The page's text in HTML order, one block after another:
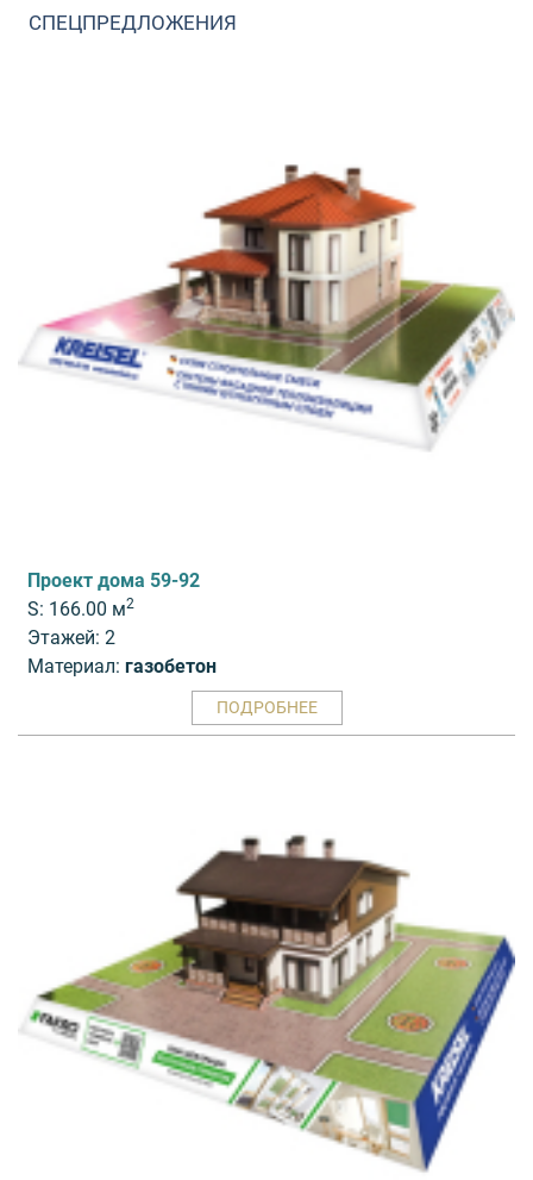
СПЕЦПРЕДЛОЖЕНИЯ
Проект дома 59-92
S: 166.00 м2
Этажей: 2
Материал: газобетон
ПОДРОБНЕЕ